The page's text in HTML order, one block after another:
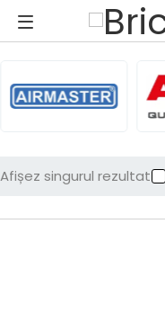
Afișez singurul rezultat